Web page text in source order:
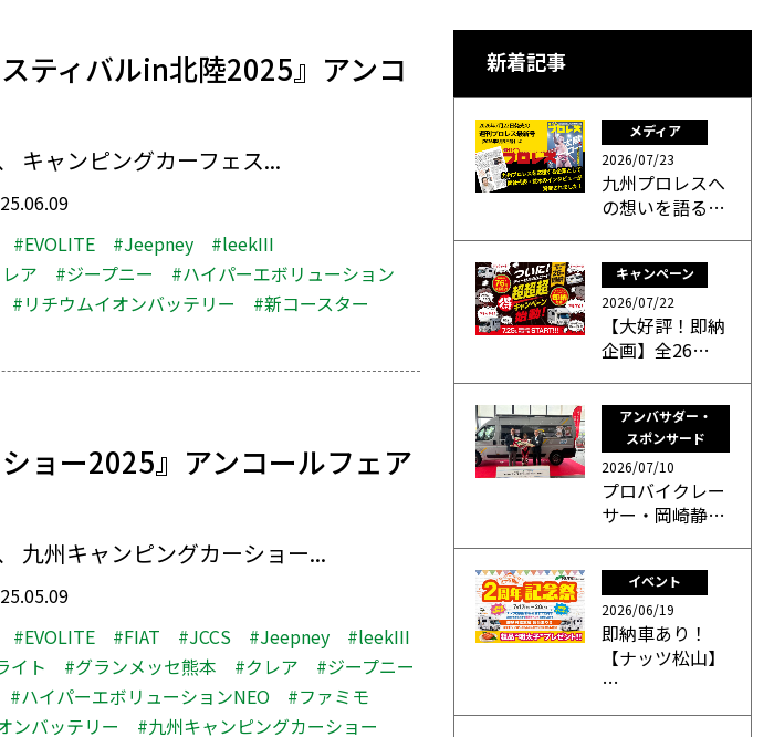
ティバルin北陸2025』アンコ
キャンピングカーフェス...
#EVOLITE #Jeepney
#leekIII
ア #ジープニー
#ハイパーエボリューション
#リチウムイオンバッテリー
#新コースター
ョー2025』アンコールフェア
九州キャンピングカーショー...
#EVOLITE #FIAT #JCCS #Jeepney
#leekIII
イト #グランメッセ熊本 #クレア
#ジープニー
#ハイパーエボリューションNEO
#ファミモ
ンバッテリー
#九州キャンピングカーショー
新着記事
メディア
2026/07/23
九州プロレスへ
の想いを語る…
キャンペーン
2026/07/22
【大好評！即納
企画】全26…
アンバサダー・
スポンサード
2026/07/10
プロバイクレー
サー・岡崎静…
イベント
2026/06/19
即納車あり！
【ナッツ松山】
…